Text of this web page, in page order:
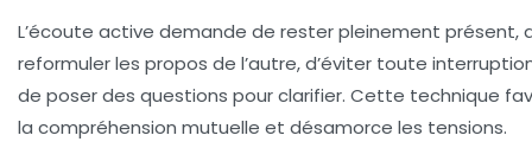
L’écoute active demande de rester pleinement présent,
reformuler les propos de l’autre, d’éviter toute
de poser des questions pour clarifier. Cette technique
la compréhension mutuelle et désamorce les tensions.